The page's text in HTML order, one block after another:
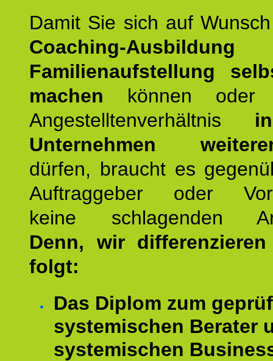
Damit Sie sich auf
Coaching-Ausbildung
Familienaufstellung
machen können oder
Angestelltenverhältnis
Unternehmen
dürfen, braucht es
Auftraggeber oder
keine schlagenden
Denn, wir
folgt:
Das Diplom zum
systemischen Berater
systemischen